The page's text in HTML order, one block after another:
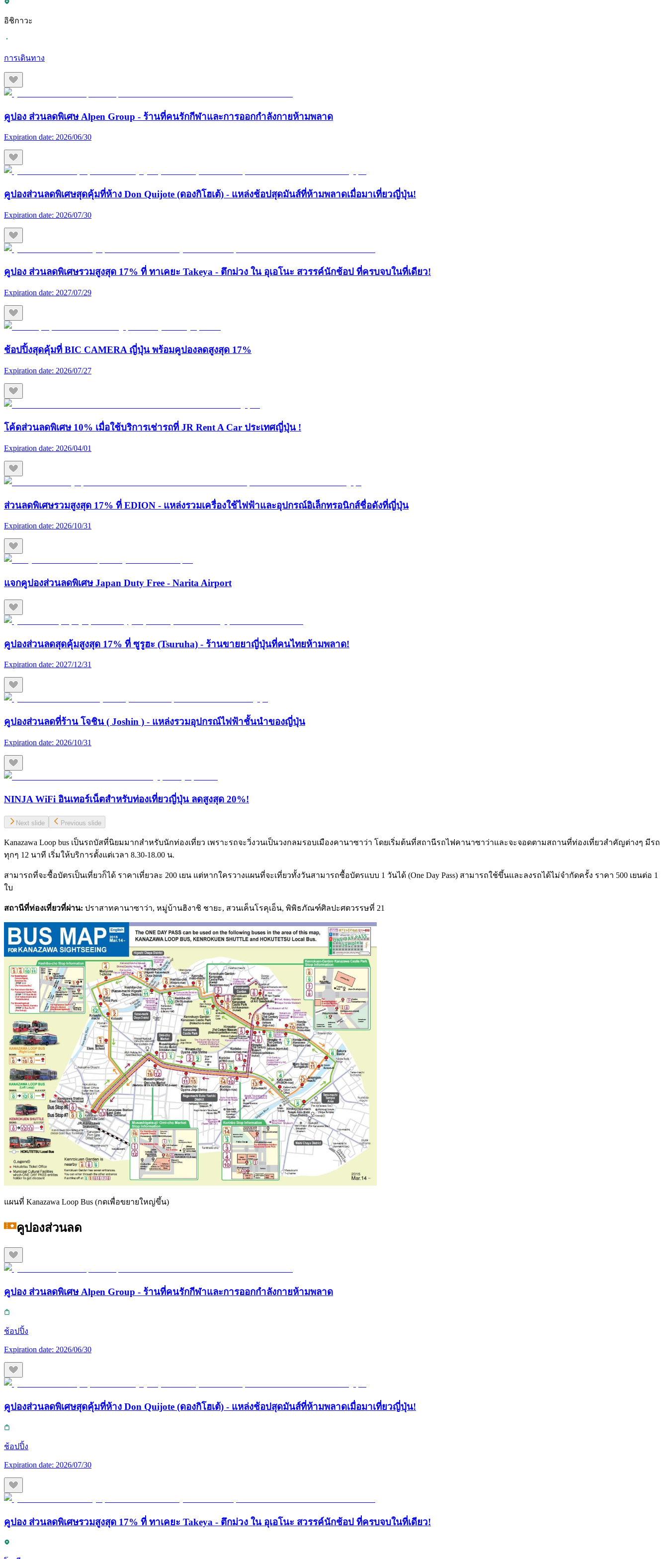
อิชิกาวะ
การเดินทาง
คูปอง ส่วนลดพิเศษ Alpen Group - ร้านที่คนรักกีฬาและการออกกำลังกายห้ามพลาด
Expiration date: 2026/06/30
คูปองส่วนลดพิเศษสุดคุ้มที่ห้าง Don Quijote (ดองกิโฮเต้) - แหล่งช้อปสุดมันส์ที่ห้ามพลาดเมื่อมาเที่ยวญี่ปุ่น!
Expiration date: 2026/07/30
คูปอง ส่วนลดพิเศษรวมสูงสุด 17% ที่ ทาเคยะ Takeya - ตึกม่วง ใน อุเอโนะ สวรรค์นักช้อป ที่ครบจบในที่เดียว!
Expiration date: 2027/07/29
ช้อปปิ้งสุดคุ้มที่ BIC CAMERA ญี่ปุ่น พร้อมคูปองลดสูงสุด 17%
Expiration date: 2026/07/27
โค้ดส่วนลดพิเศษ 10% เมื่อใช้บริการเช่ารถที่ JR Rent A Car ประเทศญี่ปุ่น !
Expiration date: 2026/04/01
ส่วนลดพิเศษรวมสูงสุด 17% ที่ EDION - แหล่งรวมเครื่องใช้ไฟฟ้าและอุปกรณ์อิเล็กทรอนิกส์ชื่อดังที่ญี่ปุ่น
Expiration date: 2026/10/31
แจกคูปองส่วนลดพิเศษ Japan Duty Free - Narita Airport
คูปองส่วนลดสุดคุ้มสูงสุด 17% ที่ ซูรูฮะ (Tsuruha) - ร้านขายยาญี่ปุ่นที่คนไทยห้ามพลาด!
Expiration date: 2027/12/31
คูปองส่วนลดที่ร้าน โจชิน ( Joshin ) - แหล่งรวมอุปกรณ์ไฟฟ้าชั้นนำของญี่ปุ่น
Expiration date: 2026/10/31
NINJA WiFi อินเทอร์เน็ตสำหรับท่องเที่ยวญี่ปุ่น ลดสูงสุด 20%!
Next slide Previous slide
Kanazawa Loop bus เป็นรถบัสที่นิยมมากสำหรับนักท่องเที่ยว เพราะรถจะวิ่งวนเป็นวงกลมรอบเมืองคานาซาว่า โดยเริ่มต้นที่สถานีรถไฟคานาซาว่าและจะจอดตามสถานที่ท่องเที่ยวสำคัญต่างๆ มีรถ
ทุกๆ 12 นาที เริ่มให้บริการตั้งแต่เวลา 8.30-18.00 น.
สามารถที่จะซื้อบัตรเป็นเที่ยวก็ได้ ราคาเที่ยวละ 200 เยน แต่หากใครวางแผนที่จะเที่ยวทั้งวันสามารถซื้อบัตรแบบ 1 วันได้ (One Day Pass) สามารถใช้ขึ้นและลงรถได้ไม่จำกัดครั้ง ราคา 500 เยนต่อ 1
ใบ
สถานีที่ท่องเที่ยวที่ผ่าน: ปราสาทคานาซาว่า, หมู่บ้านฮิงาชิ ชายะ, สวนเค็นโรคุเอ็น, พิพิธภัณฑ์ศิลปะศตวรรษที่ 21
แผนที่ Kanazawa Loop Bus (กดเพื่อขยายใหญ่ขึ้น)
คูปองส่วนลด
คูปอง ส่วนลดพิเศษ Alpen Group - ร้านที่คนรักกีฬาและการออกกำลังกายห้ามพลาด
ช้อปปิ้ง
Expiration date: 2026/06/30
คูปองส่วนลดพิเศษสุดคุ้มที่ห้าง Don Quijote (ดองกิโฮเต้) - แหล่งช้อปสุดมันส์ที่ห้ามพลาดเมื่อมาเที่ยวญี่ปุ่น!
ช้อปปิ้ง
Expiration date: 2026/07/30
คูปอง ส่วนลดพิเศษรวมสูงสุด 17% ที่ ทาเคยะ Takeya - ตึกม่วง ใน อุเอโนะ สวรรค์นักช้อป ที่ครบจบในที่เดียว!